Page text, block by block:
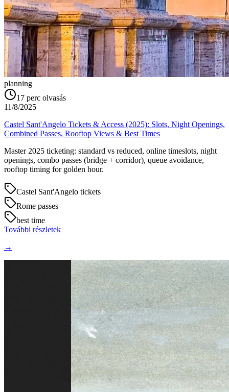
planning
17 perc olvasás
11/8/2025
Castel Sant'Angelo Tickets & Access (2025): Slots, Night Openings,
Combined Passes, Rooftop Views & Best Times
Master 2025 ticketing: standard vs reduced, online timeslots, night
openings, combo passes (bridge + corridor), queue avoidance,
rooftop timing for golden hour.
Castel Sant'Angelo tickets
Rome passes
best time
További részletek
→